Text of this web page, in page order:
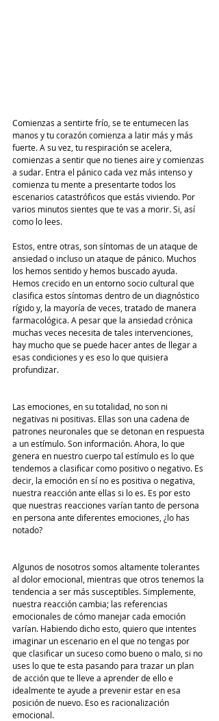
Comienzas a sentirte frío, se te entumecen las
manos y tu corazón comienza a latir más y más
fuerte. A su vez, tu respiración se acelera,
comienzas a sentir que no tienes aire y comienzas
a sudar. Entra el pánico cada vez más intenso y
comienza tu mente a presentarte todos los
escenarios catastróficos que estás viviendo. Por
varios minutos sientes que te vas a morir. Si, así
como lo lees.
Estos, entre otras, son síntomas de un ataque de
ansiedad o incluso un ataque de pánico. Muchos
los hemos sentido y hemos buscado ayuda.
Hemos crecido en un entorno socio cultural que
clasifica estos síntomas dentro de un diagnóstico
rígido y, la mayoría de veces, tratado de manera
farmacológica. A pesar que la ansiedad crónica
muchas veces necesita de tales intervenciones,
hay mucho que se puede hacer antes de llegar a
esas condiciones y es eso lo que quisiera
profundizar.
Las emociones, en su totalidad, no son ni
negativas ni positivas. Ellas son una cadena de
patrones neuronales que se detonan en respuesta
a un estímulo. Son información. Ahora, lo que
genera en nuestro cuerpo tal estímulo es lo que
tendemos a clasificar como positivo o negativo. Es
decir, la emoción en sí no es positiva o negativa,
nuestra reacción ante ellas si lo es. Es por esto
que nuestras reacciones varían tanto de persona
en persona ante diferentes emociones, ¿lo has
notado?
Algunos de nosotros somos altamente tolerantes
al dolor emocional, mientras que otros tenemos la
tendencia a ser más susceptibles. Simplemente,
nuestra reacción cambia; las referencias
emocionales de cómo manejar cada emoción
varían. Habiendo dicho esto, quiero que intentes
imaginar un escenario en el que no tengas por
que clasificar un suceso como bueno o malo, si no
uses lo que te esta pasando para trazar un plan
de acción que te lleve a aprender de ello e
idealmente te ayude a prevenir estar en esa
posición de nuevo. Eso es racionalización
emocional.